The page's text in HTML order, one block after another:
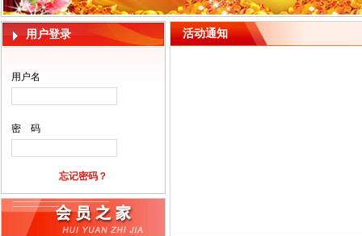
用户登录
用户名
密 码
忘记密码？
活动通知